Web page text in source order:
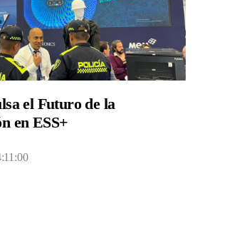
el Futuro de la
en ESS+